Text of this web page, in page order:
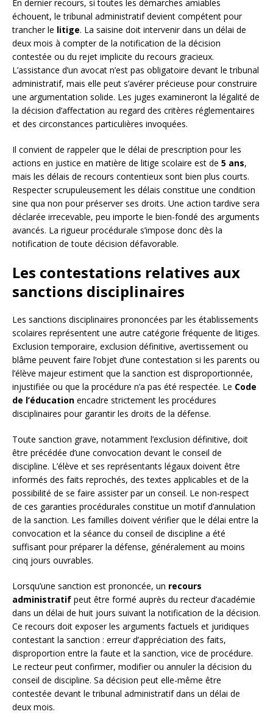
En dernier recours, si toutes les démarches amiables
échouent, le tribunal administratif devient compétent pour
trancher le litige. La saisine doit intervenir dans un délai de
deux mois à compter de la notification de la décision
contestée ou du rejet implicite du recours gracieux.
L’assistance d’un avocat n’est pas obligatoire devant le tribunal
administratif, mais elle peut s’avérer précieuse pour construire
une argumentation solide. Les juges examineront la légalité de
la décision d’affectation au regard des critères réglementaires
et des circonstances particulières invoquées.
Il convient de rappeler que le délai de prescription pour les
actions en justice en matière de litige scolaire est de 5 ans,
mais les délais de recours contentieux sont bien plus courts.
Respecter scrupuleusement les délais constitue une condition
sine qua non pour préserver ses droits. Une action tardive sera
déclarée irrecevable, peu importe le bien-fondé des arguments
avancés. La rigueur procédurale s’impose donc dès la
notification de toute décision défavorable.
Les contestations relatives aux
sanctions disciplinaires
Les sanctions disciplinaires prononcées par les établissements
scolaires représentent une autre catégorie fréquente de litiges.
Exclusion temporaire, exclusion définitive, avertissement ou
blâme peuvent faire l’objet d’une contestation si les parents ou
l’élève majeur estiment que la sanction est disproportionnée,
injustifiée ou que la procédure n’a pas été respectée. Le Code
de l’éducation encadre strictement les procédures
disciplinaires pour garantir les droits de la défense.
Toute sanction grave, notamment l’exclusion définitive, doit
être précédée d’une convocation devant le conseil de
discipline. L’élève et ses représentants légaux doivent être
informés des faits reprochés, des textes applicables et de la
possibilité de se faire assister par un conseil. Le non-respect
de ces garanties procédurales constitue un motif d’annulation
de la sanction. Les familles doivent vérifier que le délai entre la
convocation et la séance du conseil de discipline a été
suffisant pour préparer la défense, généralement au moins
cinq jours ouvrables.
Lorsqu’une sanction est prononcée, un recours
administratif peut être formé auprès du recteur d’académie
dans un délai de huit jours suivant la notification de la décision.
Ce recours doit exposer les arguments factuels et juridiques
contestant la sanction : erreur d’appréciation des faits,
disproportion entre la faute et la sanction, vice de procédure.
Le recteur peut confirmer, modifier ou annuler la décision du
conseil de discipline. Sa décision peut elle-même être
contestée devant le tribunal administratif dans un délai de
deux mois.